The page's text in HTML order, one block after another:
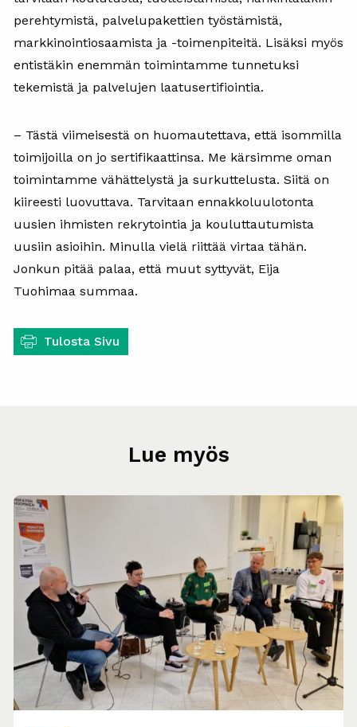
perehtymistä, palvelupakettien työstämistä,
markkinointiosaamista ja -toimenpiteitä. Lisäksi myös
entistäkin enemmän toimintamme tunnetuksi
tekemistä ja palvelujen laatusertifiointia.
– Tästä viimeisestä on huomautettava, että isommilla
toimijoilla on jo sertifikaattinsa. Me kärsimme oman
toimintamme vähättelystä ja surkuttelusta. Siitä on
kiireesti luovuttava. Tarvitaan ennakkoluulotonta
uusien ihmisten rekrytointia ja kouluttautumista
uusiin asioihin. Minulla vielä riittää virtaa tähän.
Jonkun pitää palaa, että muut syttyvät, Eija
Tuohimaa summaa.
Tulosta Sivu
Lue myös